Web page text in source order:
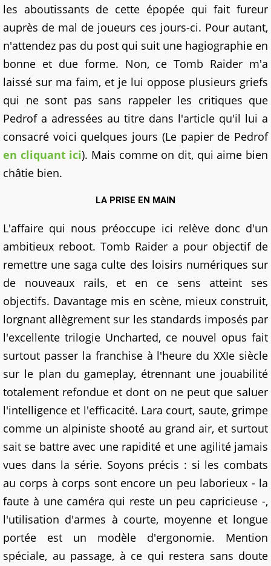
les aboutissants de cette épopée qui fait fureur
auprès de mal de joueurs ces jours-ci. Pour autant,
n'attendez pas du post qui suit une hagiographie en
bonne et due forme. Non, ce Tomb Raider m'a
laissé sur ma faim, et je lui oppose plusieurs griefs
qui ne sont pas sans rappeler les critiques que
Pedrof a adressées au titre dans l'article qu'il lui a
consacré voici quelques jours (Le papier de Pedrof
en cliquant ici). Mais comme on dit, qui aime bien
châtie bien.
LA PRISE EN MAIN
L'affaire qui nous préoccupe ici relève donc d'un
ambitieux reboot. Tomb Raider a pour objectif de
remettre une saga culte des loisirs numériques sur
de nouveaux rails, et en ce sens atteint ses
objectifs. Davantage mis en scène, mieux construit,
lorgnant allègrement sur les standards imposés par
l'excellente trilogie Uncharted, ce nouvel opus fait
surtout passer la franchise à l'heure du XXIe siècle
sur le plan du gameplay, étrennant une jouabilité
totalement refondue et dont on ne peut que saluer
l'intelligence et l'efficacité. Lara court, saute, grimpe
comme un alpiniste shooté au grand air, et surtout
sait se battre avec une rapidité et une agilité jamais
vues dans la série. Soyons précis : si les combats
au corps à corps sont encore un peu laborieux - la
faute à une caméra qui reste un peu capricieuse -,
l'utilisation d'armes à courte, moyenne et longue
portée est un modèle d'ergonomie. Mention
spéciale, au passage, à ce qui restera sans doute